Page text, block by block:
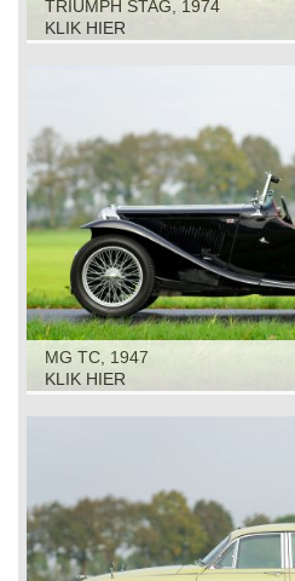
TRIUMPH STAG, 1974
KLIK HIER
MG TC, 1947
KLIK HIER